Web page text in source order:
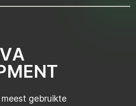
VA
MENT
gebruikte